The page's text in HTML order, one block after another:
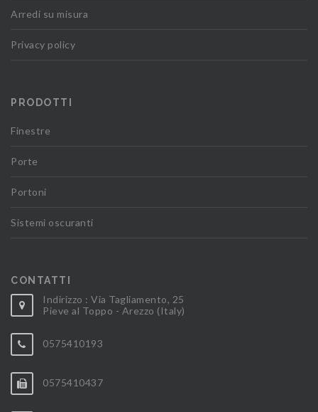
Arredi su misura
Privacy policy
PRODOTTI
Finestre
Porte
Portoni
Sistemi oscuranti
CONTATTI
Indirizzo : Via Tagliamento, 25
Pieve al Toppo - Arezzo (Italy)
0575410193
0575410437